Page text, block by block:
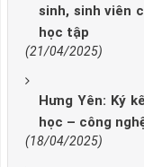
sinh, sinh viên
học tập
(21/04/2025)
Hưng Yên: Ký
học – công
(18/04/2025)